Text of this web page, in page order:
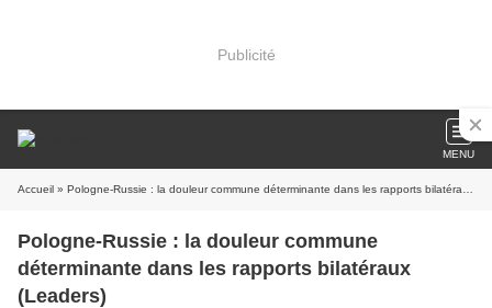
Publicité
MENU
Accueil » Pologne-Russie : la douleur commune déterminante dans les rapports bilatéraux (Leaders)
Pologne-Russie : la douleur commune
déterminante dans les rapports bilatéraux
(Leaders)